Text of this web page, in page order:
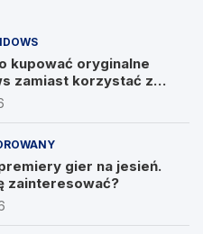
kupować oryginalne
zamiast korzystać z
źródeł?
gier na jesień.
zainteresować?